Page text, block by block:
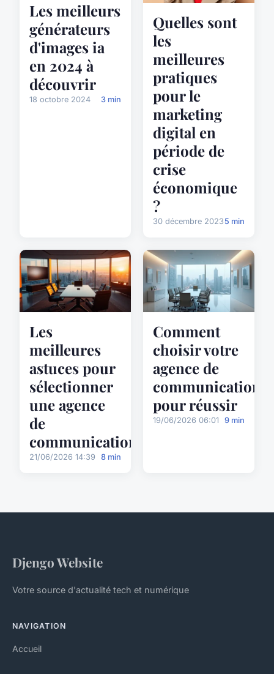
Les meilleurs
générateurs
d'images ia
en 2024 à
découvrir
18 octobre 2024 3 min
Quelles sont
les
meilleures
pratiques
pour le
marketing
digital en
période de
crise
économique
?
30 décembre 2023 5 min
Les
meilleures
astuces pour
sélectionner
une agence
de
communication
21/06/2026 14:39 8 min
Comment
choisir votre
agence de
communication
pour réussir
19/06/2026 06:01 9 min
Djengo Website
Votre source d'actualité tech et numérique
NAVIGATION
Accueil